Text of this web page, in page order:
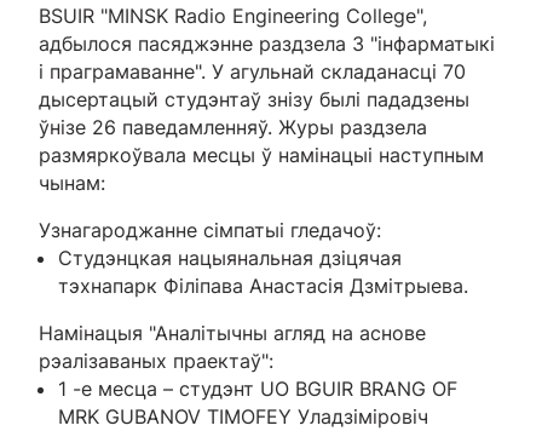
BSUIR "MINSK Radio Engineering College",
адбылося пасяджэнне раздзела 3 "інфарматыкі
і праграмаванне". У агульнай складанасці 70
дысертацый студэнтаў знізу былі пададзены
ўнізе 26 паведамленняў. Журы раздзела
размяркоўвала месцы ў намінацыі наступным
чынам:
Узнагароджанне сімпатыі гледачоў:
Студэнцкая нацыянальная дзіцячая
тэхнапарк Філіпава Анастасія Дзмітрыева.
Намінацыя "Аналітычны агляд на аснове
рэалізаваных праектаў":
1 -е месца – студэнт UO BGUIR BRANG OF
MRK GUBANOV TIMOFEY Уладзіміровіч